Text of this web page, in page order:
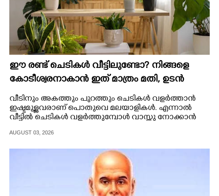
ഈ രണ്ട് ചെടികൾ വീട്ടിലുണ്ടോ?​ നിങ്ങളെ
കോടീശ്വരനാകാൻ ഇത് മാത്രം മതി,​ ഉടൻ
നട്ടോളൂ
വീടിനും അകത്തും പുറത്തും ചെടികൾ വളർത്താൻ
ഇഷ്ടമുള്ളവരാണ് പൊതുവെ മലയാളികൾ. എന്നാൽ
വീട്ടിൽ ചെടികൾ വളർത്തുമ്പോൾ വാസ്തു നോക്കാൻ
AUGUST 03, 2026